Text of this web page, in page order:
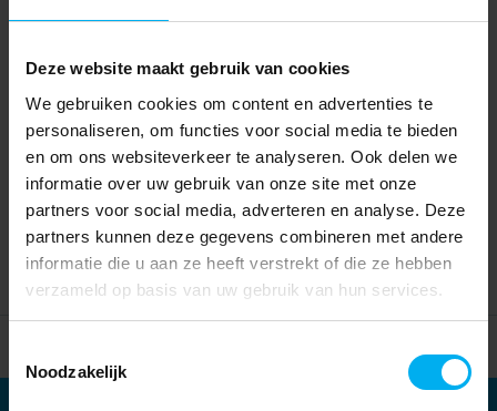
Deze website maakt gebruik van cookies
We gebruiken cookies om content en advertenties te
personaliseren, om functies voor social media te bieden
en om ons websiteverkeer te analyseren. Ook delen we
informatie over uw gebruik van onze site met onze
partners voor social media, adverteren en analyse. Deze
partners kunnen deze gegevens combineren met andere
informatie die u aan ze heeft verstrekt of die ze hebben
verzameld op basis van uw gebruik van hun services.
Noodzakelijk